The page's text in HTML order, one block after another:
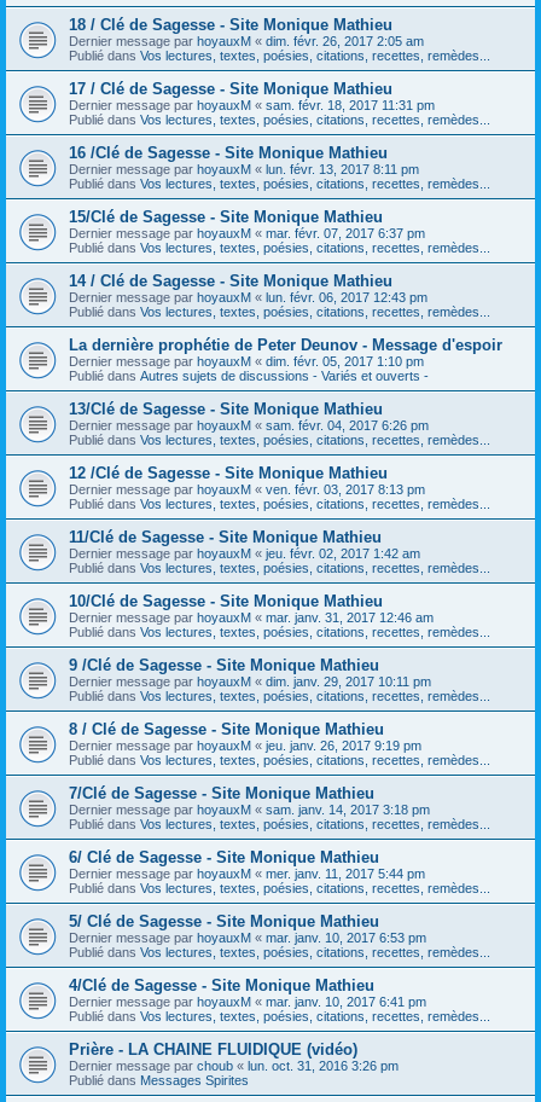
18 / Clé de Sagesse - Site Monique Mathieu
Dernier message par hoyauxM « dim. févr. 26, 2017 2:05 am
Publié dans Vos lectures, textes, poésies, citations, recettes, remèdes...
17 / Clé de Sagesse - Site Monique Mathieu
Dernier message par hoyauxM « sam. févr. 18, 2017 11:31 pm
Publié dans Vos lectures, textes, poésies, citations, recettes, remèdes...
16 /Clé de Sagesse - Site Monique Mathieu
Dernier message par hoyauxM « lun. févr. 13, 2017 8:11 pm
Publié dans Vos lectures, textes, poésies, citations, recettes, remèdes...
15/Clé de Sagesse - Site Monique Mathieu
Dernier message par hoyauxM « mar. févr. 07, 2017 6:37 pm
Publié dans Vos lectures, textes, poésies, citations, recettes, remèdes...
14 / Clé de Sagesse - Site Monique Mathieu
Dernier message par hoyauxM « lun. févr. 06, 2017 12:43 pm
Publié dans Vos lectures, textes, poésies, citations, recettes, remèdes...
La dernière prophétie de Peter Deunov - Message d'espoir
Dernier message par hoyauxM « dim. févr. 05, 2017 1:10 pm
Publié dans Autres sujets de discussions - Variés et ouverts -
13/Clé de Sagesse - Site Monique Mathieu
Dernier message par hoyauxM « sam. févr. 04, 2017 6:26 pm
Publié dans Vos lectures, textes, poésies, citations, recettes, remèdes...
12 /Clé de Sagesse - Site Monique Mathieu
Dernier message par hoyauxM « ven. févr. 03, 2017 8:13 pm
Publié dans Vos lectures, textes, poésies, citations, recettes, remèdes...
11/Clé de Sagesse - Site Monique Mathieu
Dernier message par hoyauxM « jeu. févr. 02, 2017 1:42 am
Publié dans Vos lectures, textes, poésies, citations, recettes, remèdes...
10/Clé de Sagesse - Site Monique Mathieu
Dernier message par hoyauxM « mar. janv. 31, 2017 12:46 am
Publié dans Vos lectures, textes, poésies, citations, recettes, remèdes...
9 /Clé de Sagesse - Site Monique Mathieu
Dernier message par hoyauxM « dim. janv. 29, 2017 10:11 pm
Publié dans Vos lectures, textes, poésies, citations, recettes, remèdes...
8 / Clé de Sagesse - Site Monique Mathieu
Dernier message par hoyauxM « jeu. janv. 26, 2017 9:19 pm
Publié dans Vos lectures, textes, poésies, citations, recettes, remèdes...
7/Clé de Sagesse - Site Monique Mathieu
Dernier message par hoyauxM « sam. janv. 14, 2017 3:18 pm
Publié dans Vos lectures, textes, poésies, citations, recettes, remèdes...
6/ Clé de Sagesse - Site Monique Mathieu
Dernier message par hoyauxM « mer. janv. 11, 2017 5:44 pm
Publié dans Vos lectures, textes, poésies, citations, recettes, remèdes...
5/ Clé de Sagesse - Site Monique Mathieu
Dernier message par hoyauxM « mar. janv. 10, 2017 6:53 pm
Publié dans Vos lectures, textes, poésies, citations, recettes, remèdes...
4/Clé de Sagesse - Site Monique Mathieu
Dernier message par hoyauxM « mar. janv. 10, 2017 6:41 pm
Publié dans Vos lectures, textes, poésies, citations, recettes, remèdes...
Prière - LA CHAINE FLUIDIQUE (vidéo)
Dernier message par choub « lun. oct. 31, 2016 3:26 pm
Publié dans Messages Spirites